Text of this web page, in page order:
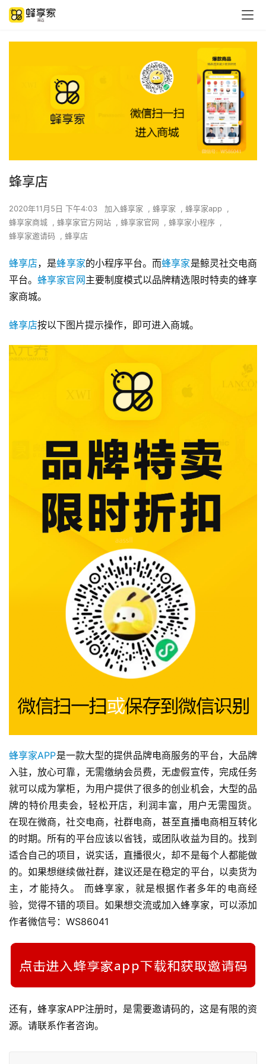
蜂享店
2020年11月5日 下午4:03 加入蜂享家 蜂享家 蜂享家app
蜂享家商城
蜂享家官方网站 蜂享家官网 蜂享家小程序
蜂享家邀请码
蜂享店
蜂享店，是蜂享家的小程序平台。而蜂享家是鲸灵社交电商
平台。 蜂享家官网主要制度模式以品牌精选限时特卖的蜂享
家商城。
蜂享店按以下图片提示操作，即可进入商城。
蜂享家APP是一款大型的提供品牌电商服务的平台，大品牌
入驻，放心可靠，无需缴纳会员费，无虚假宣传，完成任务
就可以成为掌柜，为用户提供了很多的创业机会，大型的品
牌的特价甩卖会，轻松开店，利润丰富，用户无需囤货。
在现在微商，社交电商，社群电商，甚至直播电商相互转化
的时期。所有的平台应该以省钱，或团队收益为目的。找到
适合自己的项目，说实话，直播很火，却不是每个人都能做
的。如果想继续做社群，建议还是在稳定的平台，以卖货为
主，才能持久。 而蜂享家，就是根据作者多年的电商经
验，觉得不错的项目。如果想交流或加入蜂享家，可以添加
作者微信号：WS86041
还有，蜂享家APP注册时，是需要邀请码的，这是有限的资
源。请联系作者咨询。